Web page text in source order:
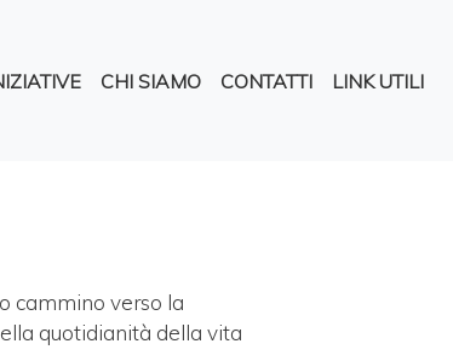
CHI SIAMO CONTATTI LINK UTILI
cammino verso la
quotidianità della vita